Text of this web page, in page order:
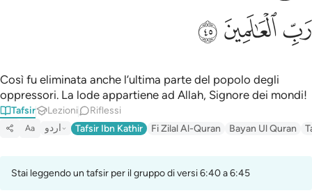
ﱉﱊﱋ
Così fu eliminata anche l’ultima parte del popolo degli
oppressori. La lode appartiene ad Allah, Signore dei mondi!
Tafsir Lezioni Riflessi
Aa اردو Tafsir Ibn Kathir Fi Zilal Al-Quran Bayan Ul Quran
Stai leggendo un tafsir per il gruppo di versi 6:40 a 6:45